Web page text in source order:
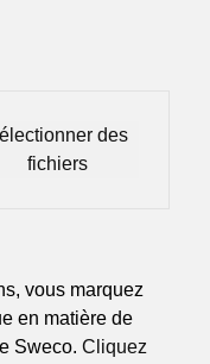
des
fichiers
vous marquez
en matière de
Sweco.Cliquez